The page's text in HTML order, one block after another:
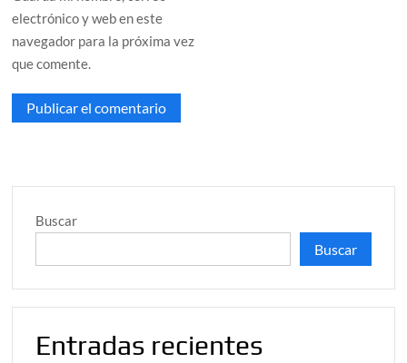
electrónico y web en este
navegador para la próxima vez
que comente.
Buscar
Buscar
Entradas recientes